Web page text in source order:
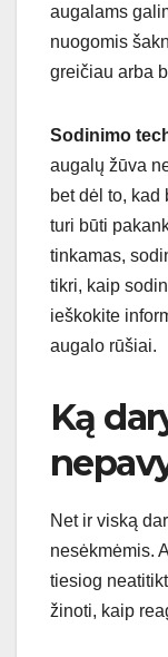
augalams
nuogomis
greičiau arba
Sodinimo
augalų žūva
bet dėl to,
turi būti
tinkamas,
tikri, kaip
ieškokite
augalo rūšiai.
Ką
Net ir viską
nesėkmėmis.
tiesiog
žinoti, kaip